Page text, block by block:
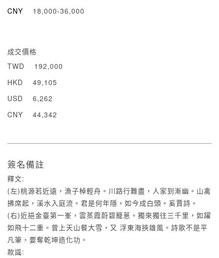
CNY
18,000-36,000
成交價格
TWD
192,000
HKD
49,105
USD
6,262
CNY
44,342
簽名備註
釋文:
(左)桃源若近遠，漁子棹輕舟。川路行難盡，人家到漸幽。山禽
拂席起，溪水入庭流。君是何年隱，如今成白頭。奚賈詩。
(右)近挹金臺第一峯，雲蒸霞蔚碧籠蔥。獨來獨往三千里，如躍
如飛十二重。曾上天山餐大雪，又 浮東海挾雄風。詩歌不是平
凡筆，要奪乾坤造化功。
款識: